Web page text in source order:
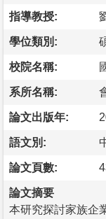
指導教授:
學位類別:
校院名稱:
系所名稱:
論文出版年:
語文別:
論文頁數:
論文摘要
本研究探討家族企